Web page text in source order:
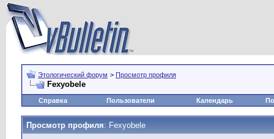
Этологический форум > Просмотр профиля
Fexyobele
Справка Пользователи Календарь
Просмотр профиля: Fexyobele